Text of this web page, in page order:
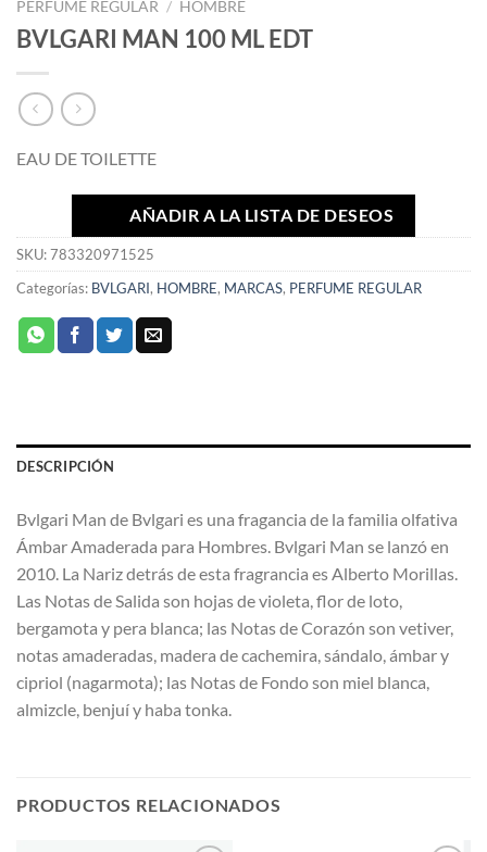
PERFUME REGULAR / HOMBRE
BVLGARI MAN 100 ML EDT
EAU DE TOILETTE
AÑADIR A LA LISTA DE DESEOS
SKU:783320971525
Categorías: BVLGARI, HOMBRE, MARCAS, PERFUME REGULAR
DESCRIPCIÓN
Bvlgari Man de Bvlgari es una fragancia de la familia olfativa
Ámbar Amaderada para Hombres. Bvlgari Man se lanzó en
2010. La Nariz detrás de esta fragrancia es Alberto Morillas.
Las Notas de Salida son hojas de violeta, flor de loto,
bergamota y pera blanca; las Notas de Corazón son vetiver,
notas amaderadas, madera de cachemira, sándalo, ámbar y
cipriol (nagarmota); las Notas de Fondo son miel blanca,
almizcle, benjuí y haba tonka.
PRODUCTOS RELACIONADOS